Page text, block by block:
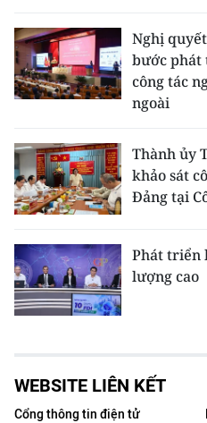
Nghị
bước phát
công tác
ngoài
Thành ủy
khảo sát
Đảng tại
Phát triển
lượng cao
WEBSITE LIÊN KẾT
Cổng thông tin điện tử